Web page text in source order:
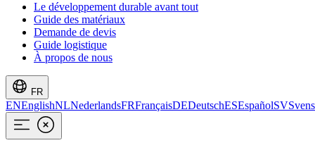
Le développement durable avant tout
Guide des matériaux
Demande de devis
Guide logistique
À propos de nous
FR
ENEnglishNLNederlandsFRFrançaisDEDeutschESEspañolSV